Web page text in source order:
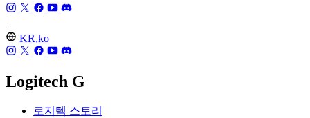
KR,ko
Logitech G
로지텍 스토리